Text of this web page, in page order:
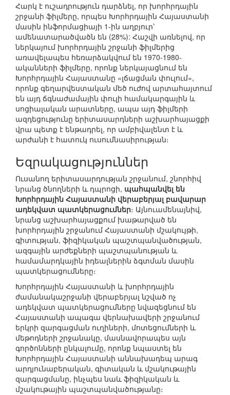
Հարկ է ուշադրություն դարձնել, որ խորհրդային
շրջանի ֆիլմերը, որպես Խորհրդային Հայաստանի
մասին ինֆորմացիայի 1-ին աղբյուր՝
ամենատարածվածն են (28%): Հաշվի առնելով, որ
ներկայում խորհրդային շրջանի ֆիլմերից
առավելապես հեռարձակվում են 1970-1980-
ականների ֆիլմերը, որոնք ներկայացնում են
Խորհրդային Հայաստանը «լճացման փուլում»,
որոնք գեղարվեստական մեծ ուժով արտահայտում
են այդ ճգնաժամային փուլի համակարգային և
սոցիալական արատները, ապա այդ ֆիլմերի
ազդեցությունը երիտասարդների աշխարհայացքի
վրա պետք է ենթադրել, որ ամբիվալենտ է և
արժանի է հատուկ ուսումնասիրության։
Եզրակացություններ
Ուսանող երիտասարդության շրջանում, շնորհիվ
նրանց ծնողների և դպրոցի, պահպանվել են
Խորհրդային Հայաստանի վերաբերյալ բավարար
ադեկվատ պատկերացումներ։ Այնուամենայնիվ,
նրանց աշխարհայացքում խաթարված են
խորհրդային շրջանում Հայաստանի մշակույթի,
գիտության, ֆիզիկական պաշտպանվածության,
ազգային արժեքների պաշտպանության և
համամարդկային իդեալներին ձգտման մասին
պատկերացումները։
Խորհրդային Հայաստանի և խորհրդային
ժամանակաշրջանի վերաբերյալ նշված ոչ
ադեկվատ պատկերացումները նվազեցնում են
Հայաստանի ապագա վերնախավերի շրջանում
երկրի զարգացման ուղիների, մոտեցումների և
մեթոդների շրջանակը, մասնավորապես այն
գործոնների ընկալումը, որոնք նպաստել են
Խորհրդային Հայաստանի աննախադեպ արագ
արդյունաբերական, գիտական և մշակութային
զարգացմանը, ինչպես նաև ֆիզիկական և
մշակութային պաշտպանվածությանը։